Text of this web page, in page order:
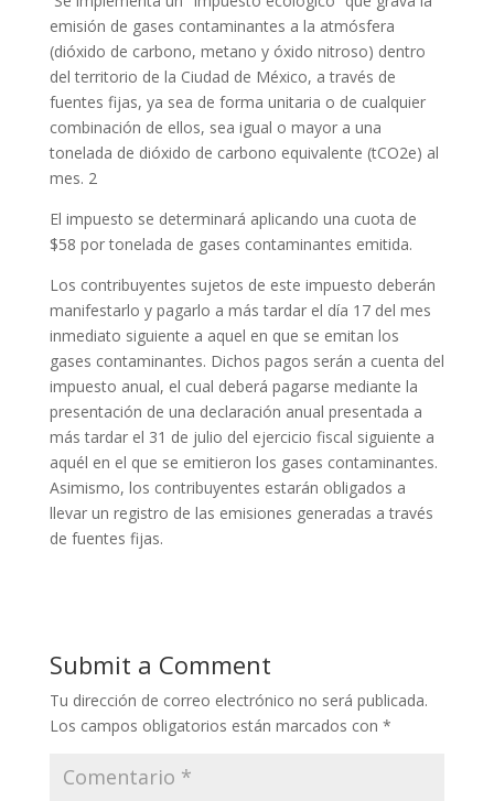
emisión de gases contaminantes a la atmósfera
(dióxido de carbono, metano y óxido nitroso) dentro
del territorio de la Ciudad de México, a través de
fuentes fijas, ya sea de forma unitaria o de cualquier
combinación de ellos, sea igual o mayor a una
tonelada de dióxido de carbono equivalente (tCO2e) al
mes. 2
El impuesto se determinará aplicando una cuota de
$58 por tonelada de gases contaminantes emitida.
Los contribuyentes sujetos de este impuesto deberán
manifestarlo y pagarlo a más tardar el día 17 del mes
inmediato siguiente a aquel en que se emitan los
gases contaminantes. Dichos pagos serán a cuenta del
impuesto anual, el cual deberá pagarse mediante la
presentación de una declaración anual presentada a
más tardar el 31 de julio del ejercicio fiscal siguiente a
aquél en el que se emitieron los gases contaminantes.
Asimismo, los contribuyentes estarán obligados a
llevar un registro de las emisiones generadas a través
de fuentes fijas.
Submit a Comment
Tu dirección de correo electrónico no será publicada.
Los campos obligatorios están marcados con *